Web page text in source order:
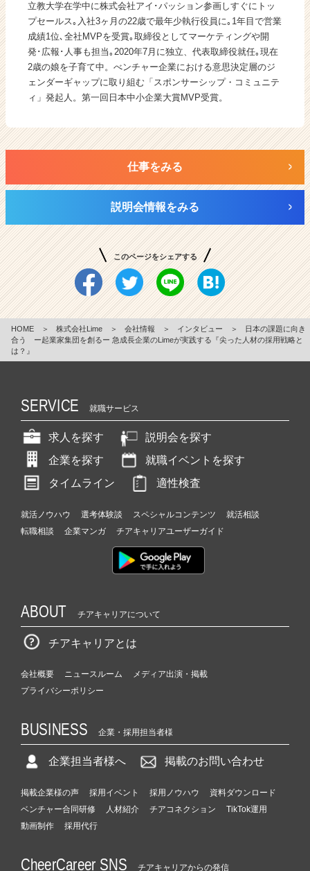
立教大学在学中に株式会社アイ･パッション参画しすぐにトッ
プセールス｡入社3ヶ月の22歳で最年少執行役員に｡1年目で営業
成績1位､全社MVPを受賞｡取締役としてマーケティングや開
発･広報･人事も担当｡2020年7月に独立、代表取締役就任｡現在
2歳の娘を子育て中。べンチャー企業における意思決定層のジ
ェンダーギャップに取り組む「スポンサーシップ・コミュニテ
ィ」発起人。第一回日本中小企業大賞MVP受賞。
仕事をみる
説明会情報をみる
このページをシェアする
HOME ＞ 株式会社Lime ＞ 会社情報 ＞ インタビュー ＞
日本の課題に向き
合う ー起業家集団を創るー 急成長企業のLimeが実践する『尖った人材の採用戦略と
は？』
SERVICE 就職サービス
求人を探す
説明会を探す
企業を探す
就職イベントを探す
タイムライン
適性検査
就活ノウハウ 選考体験談 スペシャルコンテンツ
就活相談
転職相談
企業マンガ チアキャリアユーザーガイド
ABOUT チアキャリアについて
チアキャリアとは
会社概要 ニュースルーム
メディア出演・掲載
プライバシーポリシー
BUSINESS 企業・採用担当者様
企業担当者様へ 掲載のお問い合わせ
掲載企業様の声 採用イベント 採用ノウハウ
資料ダウンロード
ベンチャー合同研修
人材紹介 チアコネクション
TikTok運用
動画制作
採用代行
CheerCareer SNS チアキャリアからの発信